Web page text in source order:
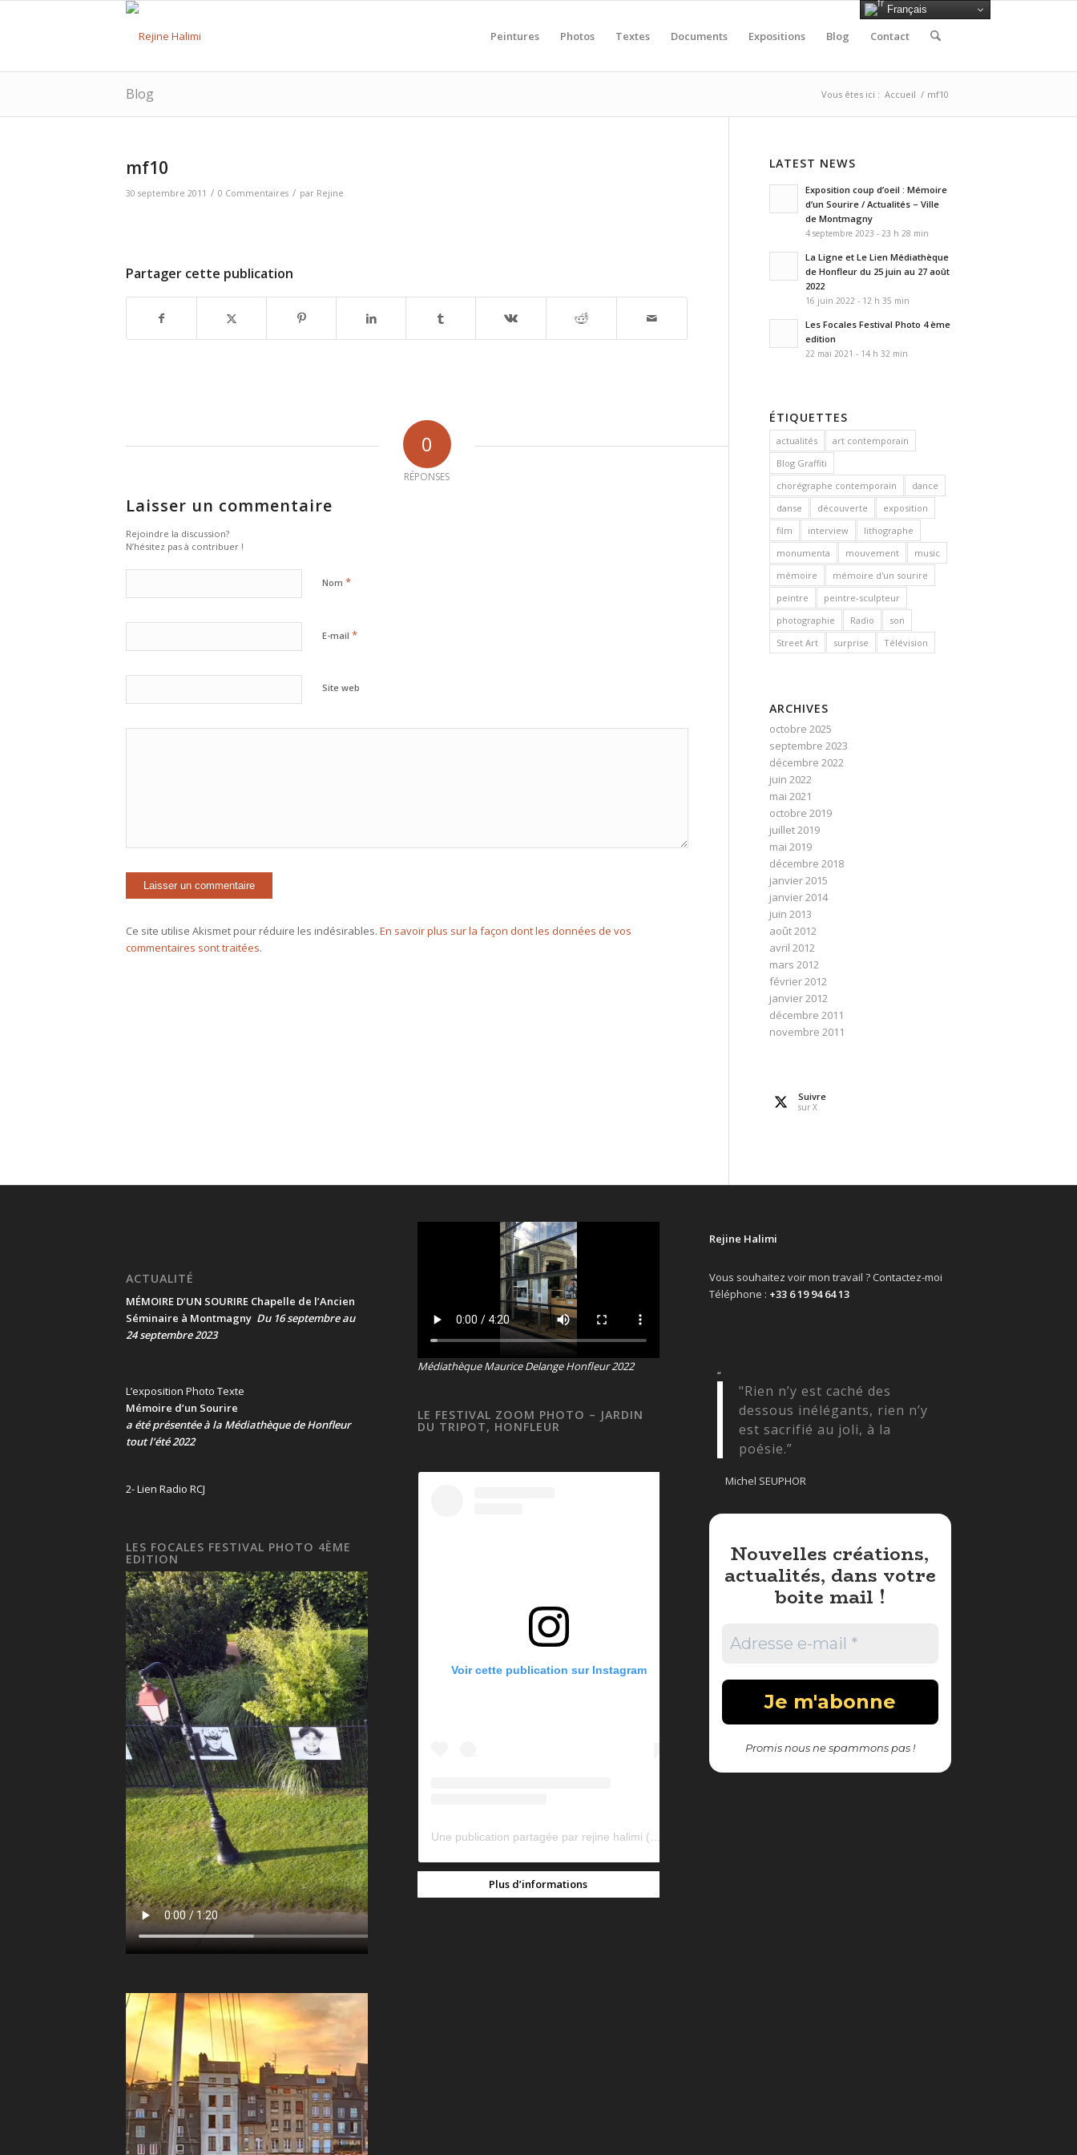
Peintures Photos Textes Documents Expositions Blog Contact
Blog Vous êtes ici : Accueil / mf10
mf10
30 septembre 2011 / 0 Commentaires / par Rejine
Partager cette publication
0
RÉPONSES
Laisser un commentaire
Rejoindre la discussion?
N’hésitez pas à contribuer !
Nom *
E-mail *
Site web
Ce site utilise Akismet pour réduire les indésirables. En savoir plus sur la façon dont les données de vos
commentaires sont traitées.
LATEST NEWS
Exposition coup d’oeil : Mémoire
d’un Sourire / Actualités – Ville
de Montmagny
4 septembre 2023 - 23 h 28 min
La Ligne et Le Lien Médiathèque
de Honfleur du 25 juin au 27 août
2022
16 juin 2022 - 12 h 35 min
Les Focales Festival Photo 4 ème
edition
22 mai 2021 - 14 h 32 min
ÉTIQUETTES
actualités
art contemporain
Blog Graffiti
chorégraphe contemporain
dance
danse
découverte
exposition
film
interview
lithographe
monumenta
mouvement
music
mémoire
mémoire d'un sourire
peintre
peintre-sculpteur
photographie
Radio
son
Street Art
surprise Télévision
ARCHIVES
octobre 2025
septembre 2023
décembre 2022
juin 2022
mai 2021
octobre 2019
juillet 2019
mai 2019
décembre 2018
janvier 2015
janvier 2014
juin 2013
août 2012
avril 2012
mars 2012
février 2012
janvier 2012
décembre 2011
novembre 2011
Suivre
sur X
ACTUALITÉ
MÉMOIRE D’UN SOURIRE Chapelle de l’Ancien
Séminaire à Montmagny Du 16 septembre au
24 septembre 2023
L’exposition Photo Texte
Mémoire d’un Sourire
a été présentéeà la Médiathèque de Honfleur
tout l’été 2022
2- Lien Radio RCJ
LES FOCALES FESTIVAL PHOTO 4ÈME
EDITION
Médiathèque Maurice Delange Honfleur 2022
LE FESTIVAL ZOOM PHOTO – JARDIN
DU TRIPOT, HONFLEUR
Voir cette publication sur Instagram
Plus d’informations
Rejine Halimi
Vous souhaitez voir mon travail ? Contactez-moi
Téléphone : +33 6 19 94 64 13
“
"Rien n’y est caché des
dessous inélégants, rien n’y
est sacrifié au joli, à la
poésie.”
Michel SEUPHOR
Nouvelles créations,
actualités, dans votre
boite mail !
Promis nous ne spammons pas !
Français